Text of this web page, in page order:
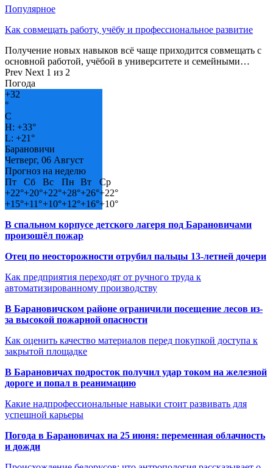
Популярное
Как совмещать работу, учёбу и профессиональное развитие
Получение новых навыков всё чаще приходится совмещать с
основной работой, учёбой в университете и семейными…
Prev Next 1 из 2
Погода
+32
°
C
H: +33°
L: +21°
Барановичи
Четверг, 06 Август
Прогноз на неделю
Пт
Сб Вс Пн Вт
Ср
+22°+20°+22°+28°+26°+22°
+15°+11°+10°+12°+16°+10°
В спальном корпусе детского лагеря под Барановичами
произошёл пожар
Отец по неосторожности отрубил пальцы 13-летней дочери
Как предприятия переходят от ручного труда к
автоматизированному производству
В Барановичском районе ограничили посещение лесов из-
за высокой пожарной опасности
Как оценить качество материалов перед покупкой доступа к
закрытой площадке
В Барановичах подросток получил удар током на железной
дороге и попал в реанимацию
Какие надпрофессиональные навыки стоит развивать для
успешной карьеры
Погода в Барановичах на 25 июня: переменная облачность
и дожди